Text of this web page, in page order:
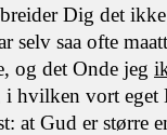
Dig det
selv saa ofte
og det Onde jeg
hvilken vort eget
at Gud er større